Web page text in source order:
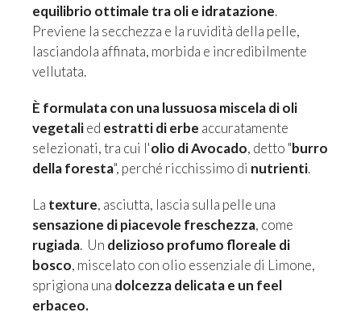
equilibrio ottimale tra oli e idratazione.
Previene la secchezza e la ruvidità della pelle,
lasciandola affinata, morbida e incredibilmente
vellutata.
È formulata con una lussuosa miscela di oli
vegetalied estratti di erbe accuratamente
selezionati, tra cui l'olio di Avocado, detto "burro
della foresta", perché ricchissimo di nutrienti.
La texture, asciutta, lascia sulla pelle una
sensazione di piacevole freschezza, come
rugiada. Un delizioso profumo floreale di
bosco, miscelato con olio essenziale di Limone,
sprigiona una dolcezza delicata e un feel
erbaceo.